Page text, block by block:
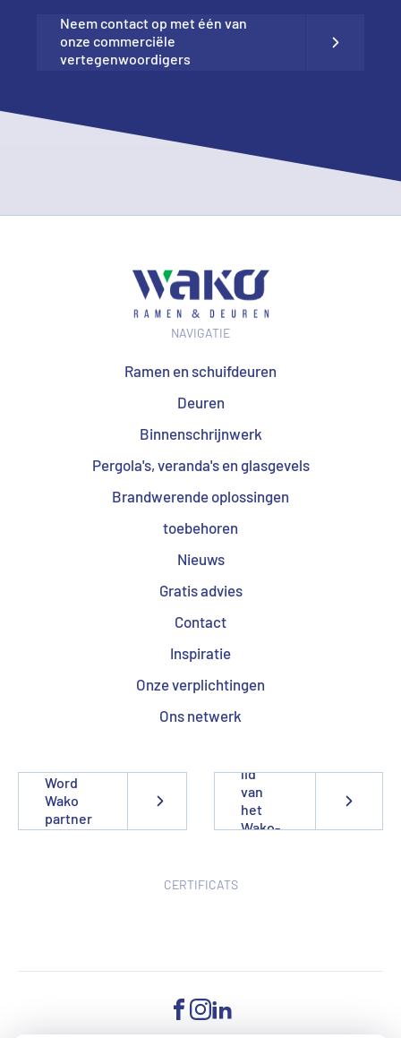
Neem contact op met één van
onze commerciële
vertegenwoordigers
NAVIGATIE
Ramen en schuifdeuren
Deuren
Binnenschrijnwerk
Pergola's, veranda's en glasgevels
Brandwerende oplossingen
toebehoren
Nieuws
Gratis advies
Contact
Inspiratie
Onze verplichtingen
Ons netwerk
Word
Wako
partner
lid
van
het
Wako-
CERTIFICATS
FACEBOOK
INSTAGRAM
LINKEDIN